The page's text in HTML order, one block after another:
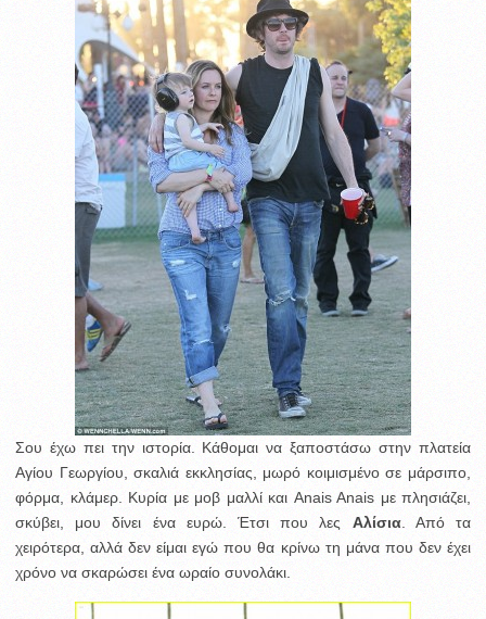
Σου έχω πει την ιστορία. Κάθομαι να ξαποστάσω στην πλατεία
Αγίου Γεωργίου, σκαλιά εκκλησίας, μωρό κοιμισμένο σε μάρσιπο,
φόρμα, κλάμερ. Κυρία με μοβ μαλλί και Anais Anais με πλησιάζει,
σκύβει, μου δίνει ένα ευρώ. Έτσι που λες Αλίσια. Από τα
χειρότερα, αλλά δεν είμαι εγώ που θα κρίνω τη μάνα που δεν έχει
χρόνο να σκαρώσει ένα ωραίο συνολάκι.